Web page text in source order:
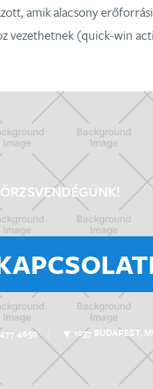
amik alacsony
vezethetnek (quick-win
4650 1037 BUDAPEST,